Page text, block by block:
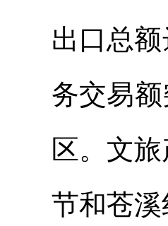
出口总
务交易
区。文
节和苍